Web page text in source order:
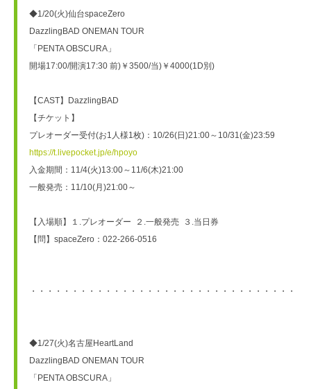
◆1/20(火)仙台spaceZero
DazzlingBAD ONEMAN TOUR
「PENTA OBSCURA」
開場17:00/開演17:30 前)￥3500/当)￥4000(1D別)
【CAST】DazzlingBAD
【チケット】
プレオーダー受付(お1人様1枚)：10/26(日)21:00～10/31(金)23:59
https://t.livepocket.jp/e/hpoyo
入金期間：11/4(火)13:00～11/6(木)21:00
一般発売：11/10(月)21:00～
【入場順】１.プレオーダー  ２.一般発売  ３.当日券
【問】spaceZero：022-266-0516
・・・・・・・・・・・・・・・・・・・・・・・・・・・・・・・・・
◆1/27(火)名古屋HeartLand
DazzlingBAD ONEMAN TOUR
「PENTA OBSCURA」